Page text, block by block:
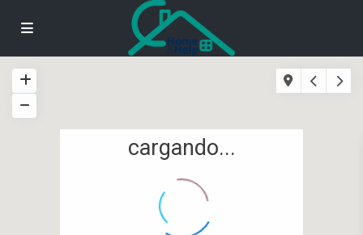
cargando...